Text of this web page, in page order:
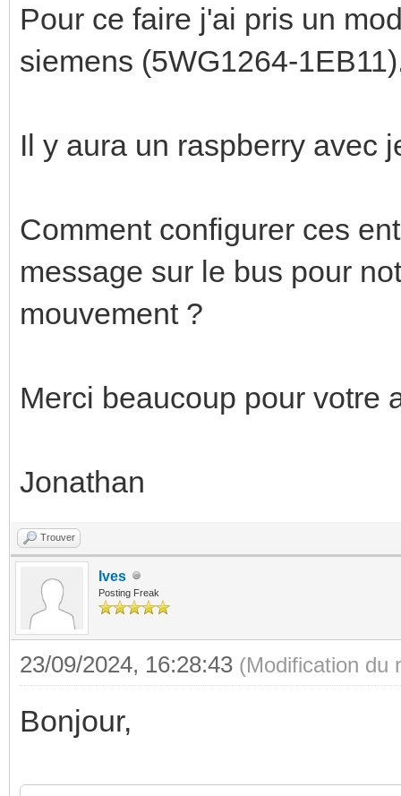
Pour ce faire j'ai pris un
siemens (5WG1264-
Il y aura un raspberry avec
Comment configurer ces
message sur le bus pour
mouvement ?
Merci beaucoup pour votre
Jonathan
Trouver
Ives
Posting Freak
23/09/2024, 16:28:43 (Modification du
Bonjour,